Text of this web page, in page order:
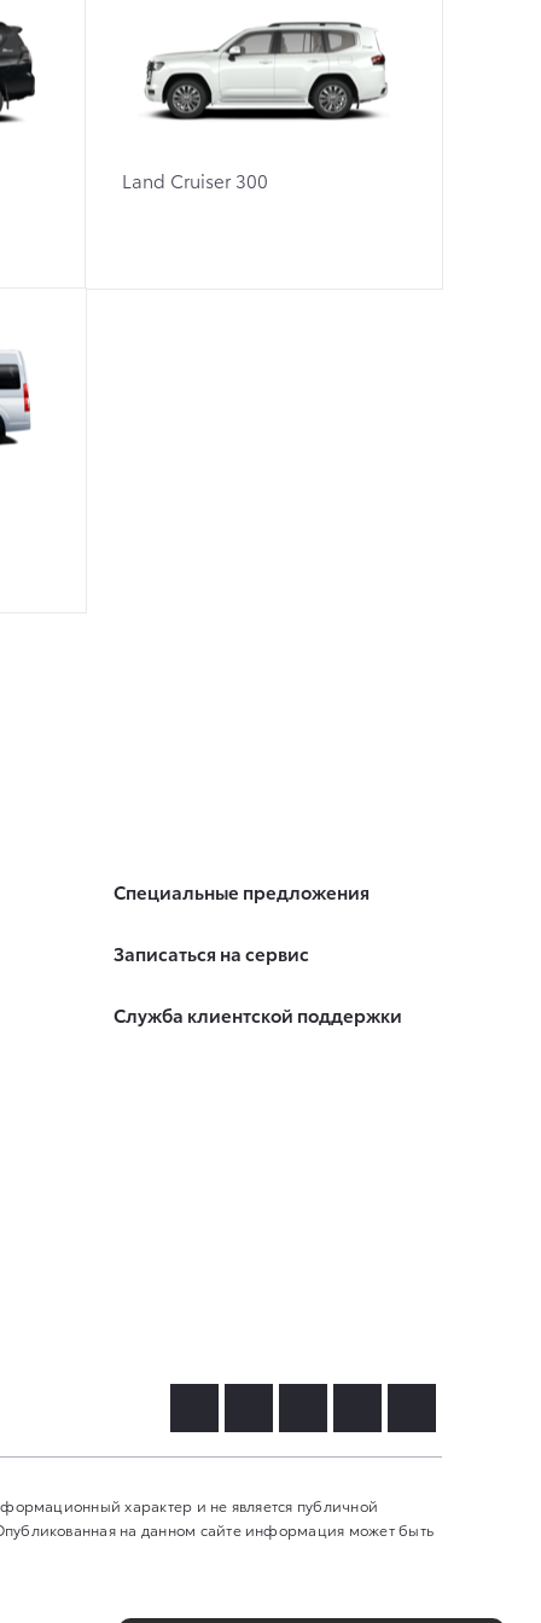
Land Cruiser 300
Специальные предложения
Записаться на сервис
Служба клиентской поддержки
характер и не является публичной
на данном сайте информация может быть